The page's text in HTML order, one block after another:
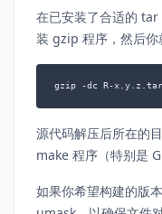
在已安装了合适的
装 gzip 程序，然后你
gzip -dc R-
源代码解压后所在的
make 程序（特别是
如果你希望构建的版